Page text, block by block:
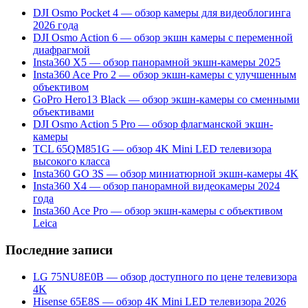
DJI Osmo Pocket 4 — обзор камеры для видеоблогинга
2026 года
DJI Osmo Action 6 — обзор экшн камеры с переменной
диафрагмой
Insta360 X5 — обзор панорамной экшн-камеры 2025
Insta360 Ace Pro 2 — обзор экшн-камеры с улучшенным
объективом
GoPro Hero13 Black — обзор экшн-камеры со сменными
объективами
DJI Osmo Action 5 Pro — обзор флагманской экшн-
камеры
TCL 65QM851G — обзор 4K Mini LED телевизора
высокого класса
Insta360 GO 3S — обзор миниатюрной экшн-камеры 4K
Insta360 X4 — обзор панорамной видеокамеры 2024
года
Insta360 Ace Pro — обзор экшн-камеры с объективом
Leica
Последние записи
LG 75NU8E0B — обзор доступного по цене телевизора
4K
Hisense 65E8S — обзор 4K Mini LED телевизора 2026